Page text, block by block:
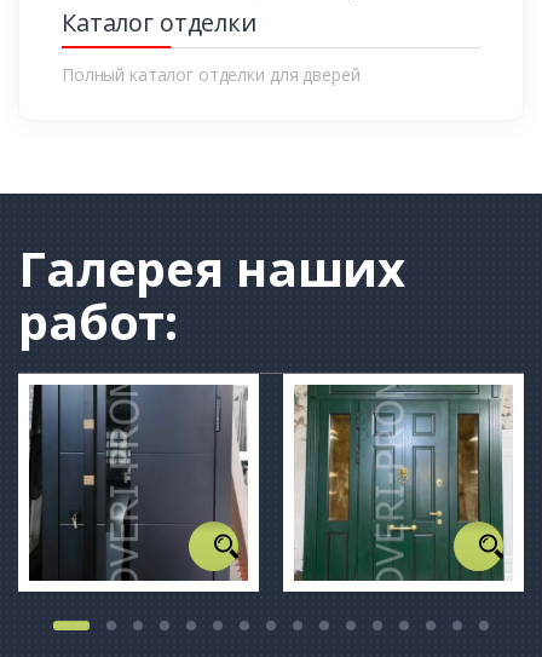
Каталог отделки
Полный каталог отделки для дверей
Галерея наших
работ: